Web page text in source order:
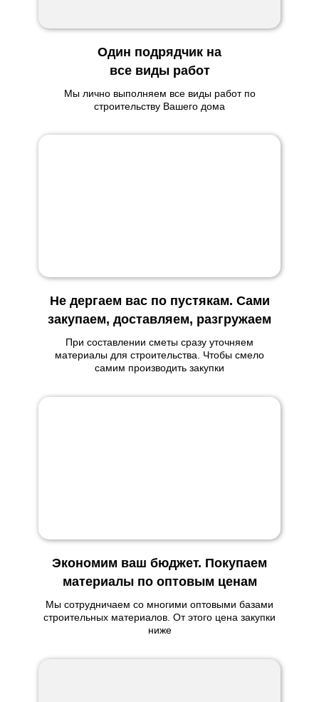
Один подрядчик на
все виды работ
Мы лично выполняем все виды работ по
строительству Вашего дома
Не дергаем вас по пустякам. Сами
закупаем, доставляем, разгружаем
При составлении сметы сразу уточняем
материалы для строительства. Чтобы смело
самим производить закупки
Экономим ваш бюджет. Покупаем
материалы по оптовым ценам
Мы сотрудничаем со многими оптовыми базами
строительных материалов. От этого цена закупки
ниже